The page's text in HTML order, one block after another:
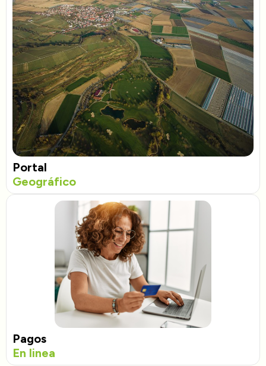
Portal
Geográfico
Pagos
En linea